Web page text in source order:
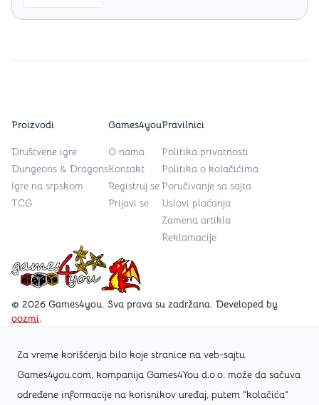
Za vreme korišćenja bilo koje stranice na veb-sajtu
Games4you.com, kompanija Games4You d.o.o. može da sačuva
određene informacije na korisnikov uređaj, putem "kolačića"
Games4you logo
© 2026 Games4you. Sva prava su zadržana. Developed by
oozmi.
Posetite Facebook stranicu /Games4you.rs
Zapratite Instagram profil @games4yours
Proizvodi
Društvene igre
Dungeons & Dragons
Igre na srpskom
TCG
Games4you
O nama
Kontakt
Registruj se
Prijavi se
Pravilnici
Politika privatnosti
Politika o kolačićima
Poručivanje sa sajta
Uslovi plaćanja
Zamena artikla
Reklamacije